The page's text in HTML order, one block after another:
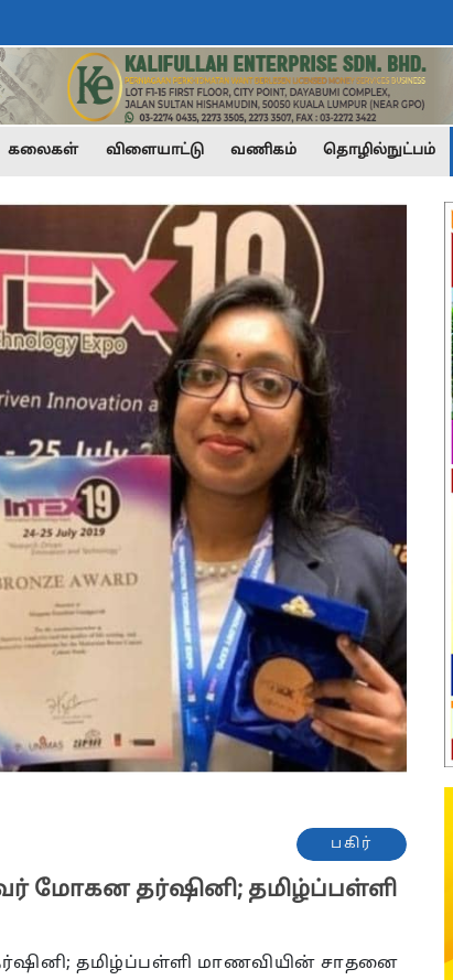
கலைகள் விளையாட்டு வணிகம் தொழில்நுட்பம்
பகிர்
மோகன தர்ஷினி; தமிழ்ப்பள்ளி
தமிழ்ப்பள்ளி மாணவியின் சாதனை